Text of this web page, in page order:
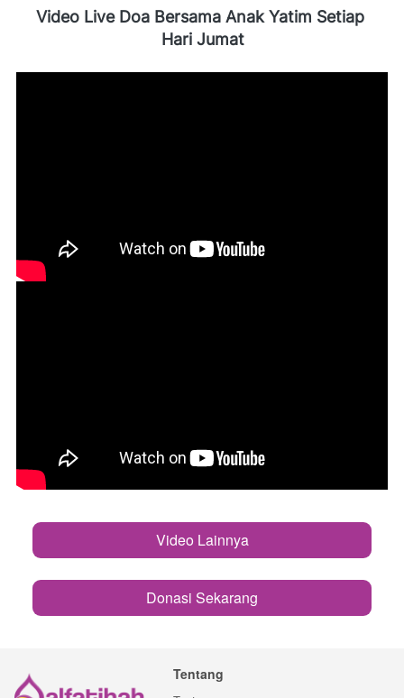
Video Live Doa Bersama Anak Yatim Setiap
Hari Jumat
`
Video Lainnya
`Donasi Sekarang
Tentang